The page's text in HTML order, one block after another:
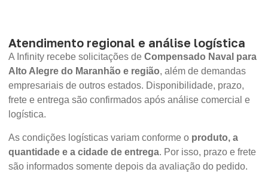
Atendimento regional e análise logística
A Infinity recebe solicitações de Compensado Naval para
Alto Alegre do Maranhão e região, além de demandas
empresariais de outros estados. Disponibilidade, prazo,
frete e entrega são confirmados após análise comercial e
logística.
As condições logísticas variam conforme o produto, a
quantidade e a cidade de entrega. Por isso, prazo e frete
são informados somente depois da avaliação do pedido.